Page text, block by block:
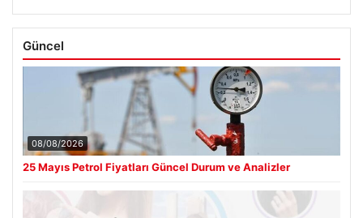
Güncel
08/08/2026
25 Mayıs Petrol Fiyatları Güncel Durum ve Analizler